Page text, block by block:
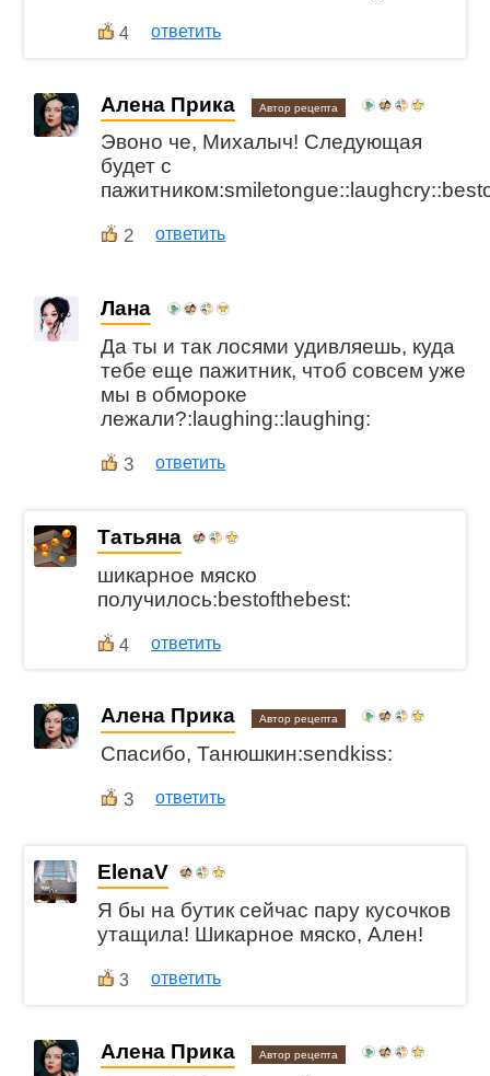
4 ответить
Алена Прика Автор рецепта
Эвоно че, Михалыч! Следующая
будет с
2 ответить
Лана
Да ты и так лосями удивляешь, куда
тебе еще пажитник, чтоб совсем уже
мы в обмороке
лежали?:laughing::laughing:
3 ответить
Татьяна
шикарное мяско
получилось:bestofthebest:
4 ответить
Алена Прика Автор рецепта
Спасибо, Танюшкин:sendkiss:
3 ответить
ElenaV
Я бы на бутик сейчас пару кусочков
утащила! Шикарное мяско, Ален!
3 ответить
Алена Прика Автор рецепта